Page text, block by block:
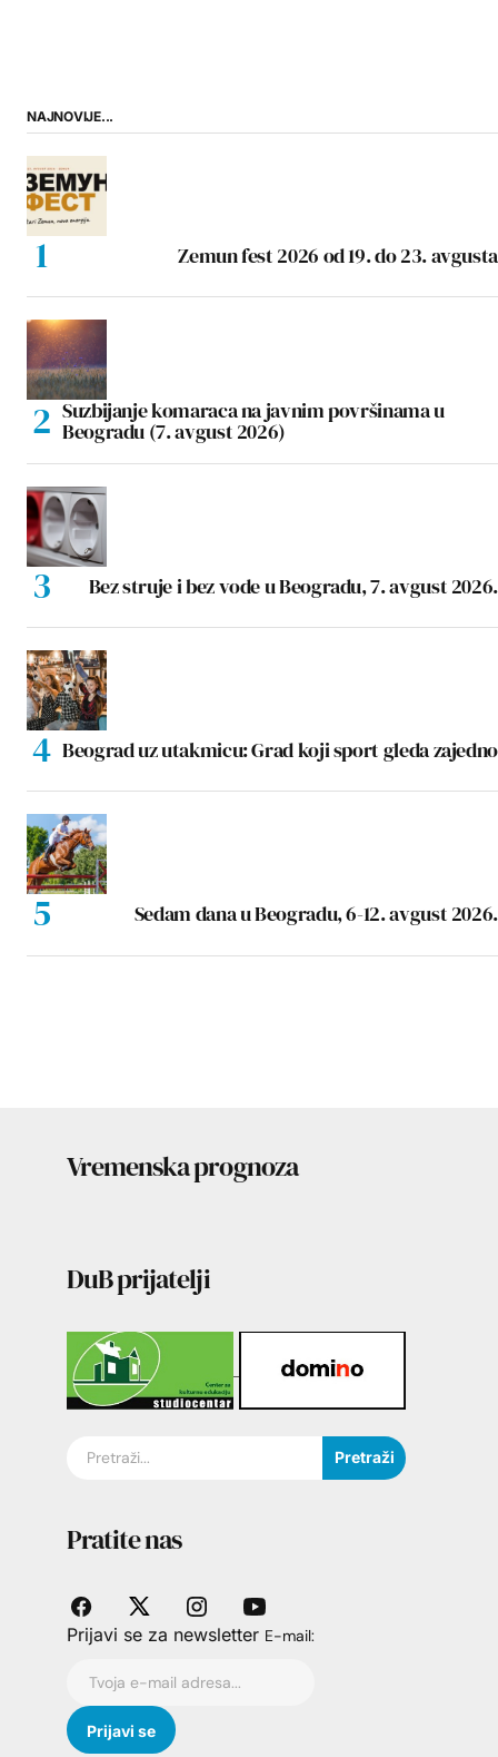
NAJNOVIJE...
Zemun fest 2026 od 19. do 23. avgusta
Suzbijanje komaraca na javnim površinama u
Beogradu (7. avgust 2026)
Bez struje i bez vode u Beogradu, 7. avgust 2026.
Beograd uz utakmicu: Grad koji sport gleda zajedno
Sedam dana u Beogradu, 6-12. avgust 2026.
Vremenska prognoza
DuB prijatelji
Pretraži
Pratite nas
Prijavi se za newsletter E-mail: